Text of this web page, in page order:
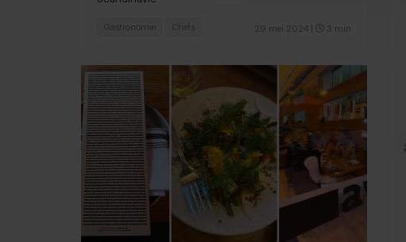
29 mei 2024 3 min
Gastronomie Chefs